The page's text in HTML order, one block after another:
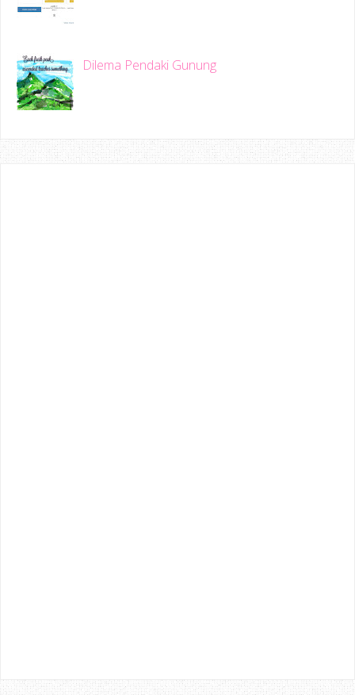
Dilema Pendaki Gunung